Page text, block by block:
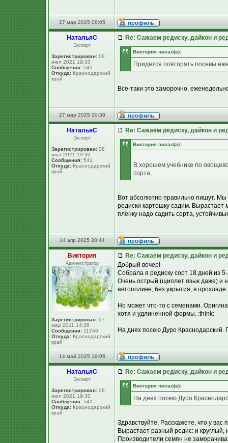
27 мар 2025 08:05
НатальяС
Эксперт
Зарегистрирован: 08
июл 2021 19:30
Сообщения: 541
Откуда: Краснодарский
край
Re: Сажаем редиску, дайкон и
Виктория писал(а):
Придётся повторять посевы
Всё-таки это заморочно,
27 мар 2025 20:38
НатальяС
Эксперт
Зарегистрирован: 08
июл 2021 19:30
Сообщения: 541
Откуда: Краснодарский
край
Re: Сажаем редиску, дайкон и
Виктория писал(а):
В хорошем учебнике по
сорта, .
Вот абсолютно правильно пишут. Мы
редиски картошку садим. Вырастает
плёнку надо садить сорта,
14 апр 2025 20:44
Виктория
Администратор
Зарегистрирован: 07
мар 2011 14:36
Сообщения: 11746
Откуда: Краснодарский
край
Re: Сажаем редиску, дайкон и
Добрый вечер!
Собрала я редиску сорт 18 дней из
Очень острый (щиплет язык даже) и
автополиве, без укрытия, в прохладе.
Но может что-то с семенами.
хотя и удлиненной формы. :think:
На днях посею Дуро Краснодарский.
14 май 2025 19:06
НатальяС
Эксперт
Зарегистрирован: 08
июл 2021 19:30
Сообщения: 541
Откуда: Краснодарский
край
Re: Сажаем редиску, дайкон и
Виктория писал(а):
На днях посею Дуро
Здравствуйте. Расскажете, что у
Вырастает разный редис: и круглый,
Производители семян не